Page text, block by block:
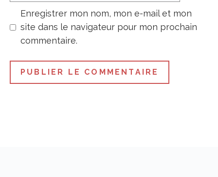
Enregistrer mon nom, mon e-mail et mon
site dans le navigateur pour mon prochain
commentaire.